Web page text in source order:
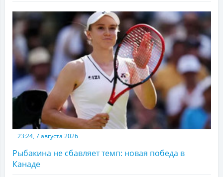
23:24, 7 августа 2026
Рыбакина не сбавляет темп: новая победа в
Канаде